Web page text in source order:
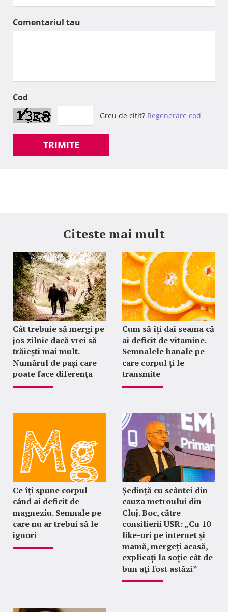
Comentariul tau
Cod
Greu de citit? Regenerare cod
TRIMITE
Citeste mai mult
Cât trebuie să mergi pe
jos zilnic dacă vrei să
trăiești mai mult.
Numărul de pași care
poate face diferența
Cum să îți dai seama că
ai deficit de vitamine.
Semnalele banale pe
care corpul ți le
transmite
Ce îți spune corpul
când ai deficit de
magneziu. Semnale pe
care nu ar trebui să le
ignori
Ședință cu scântei din
cauza metroului din
Cluj. Boc, către
consilierii USR: „Cu 10
like-uri pe internet și
mamă, mergeți acasă,
explicați la soție cât de
bun ați fost astăzi”